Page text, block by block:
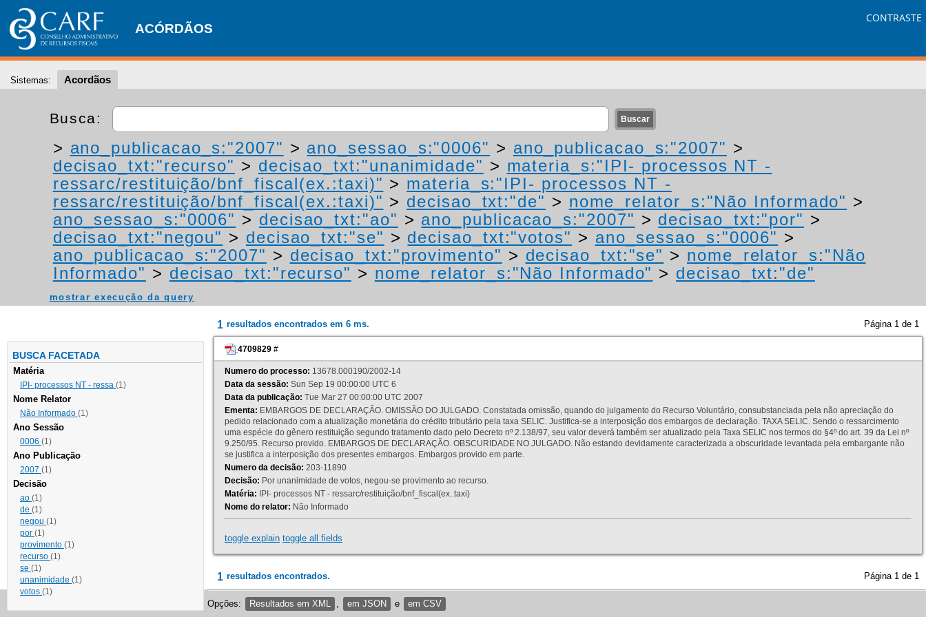
ACÓRDÃOS
CONTRASTE
Sistemas: Acordãos
Busca:
> ano_publicacao_s:"2007" > ano_sessao_s:"0006" > ano_publicacao_s:"2007" >
decisao_txt:"recurso" > decisao_txt:"unanimidade" > materia_s:"IPI- processos NT -
ressarc/restituição/bnf_fiscal(ex.:taxi)" > materia_s:"IPI- processos NT -
ressarc/restituição/bnf_fiscal(ex.:taxi)" > decisao_txt:"de" > nome_relator_s:"Não Informado" >
ano_sessao_s:"0006" > decisao_txt:"ao" > ano_publicacao_s:"2007" > decisao_txt:"por" >
decisao_txt:"negou" > decisao_txt:"se" > decisao_txt:"votos" > ano_sessao_s:"0006" >
ano_publicacao_s:"2007" > decisao_txt:"provimento" > decisao_txt:"se" > nome_relator_s:"Não
Informado" > decisao_txt:"recurso" > nome_relator_s:"Não Informado" > decisao_txt:"de"
mostrar execução da query
BUSCA FACETADA
Matéria
IPI- processos NT - ressa (1)
Nome Relator
Não Informado (1)
Ano Sessão
0006 (1)
Ano Publicação
2007 (1)
Decisão
ao (1)
de (1)
negou (1)
por (1)
provimento (1)
recurso (1)
se (1)
unanimidade (1)
votos (1)
1 resultados encontrados em 6 ms. Página 1 de 1
4709829 #
Numero do processo: 13678.000190/2002-14
Data da sessão: Sun Sep 19 00:00:00 UTC 6
Data da publicação: Tue Mar 27 00:00:00 UTC 2007
Ementa: EMBARGOS DE DECLARAÇÃO. OMISSÃO DO JULGADO. Constatada omissão, quando do julgamento do Recurso Voluntário, consubstanciada pela não apreciação do
pedido relacionado com a atualização monetária do crédito tributário pela taxa SELIC. Justifica-se a interposição dos embargos de declaração. TAXA SELIC. Sendo o ressarcimento
uma espécie do gênero restituição segundo tratamento dado pelo Decreto nº 2.138/97, seu valor deverá também ser atualizado pela Taxa SELIC nos termos do §4º do art. 39 da Lei nº
9.250/95. Recurso provido. EMBARGOS DE DECLARAÇÃO. OBSCURIDADE NO JULGADO. Não estando devidamente caracterizada a obscuridade levantada pela embargante não
se justifica a interposição dos presentes embargos. Embargos provido em parte.
Numero da decisão: 203-11890
Decisão: Por unanimidade de votos, negou-se provimento ao recurso.
Matéria: IPI- processos NT - ressarc/restituição/bnf_fiscal(ex.:taxi)
Nome do relator: Não Informado
toggle explain toggle all fields
1 resultados encontrados. Página 1 de 1
Opções: Resultados em XML em JSON e em CSV